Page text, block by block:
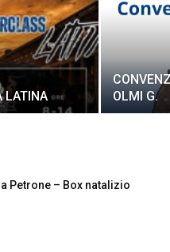
LATINA
OLMI G.
Petrone – Box natalizio